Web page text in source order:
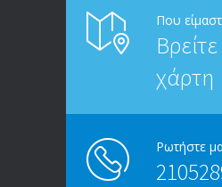
ΑΝΑΚΟΙΝΩΣΗ ΠΡΟΣ
20/12/2019
Επίδομα ανεργίας:
Που
χάρτη
Ρωτήστε